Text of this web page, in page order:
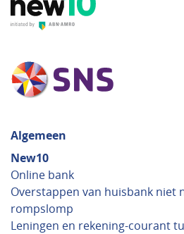
Algemeen
New10
Online bank
Overstappen van huisbank niet
rompslomp
Leningen en rekening-courant